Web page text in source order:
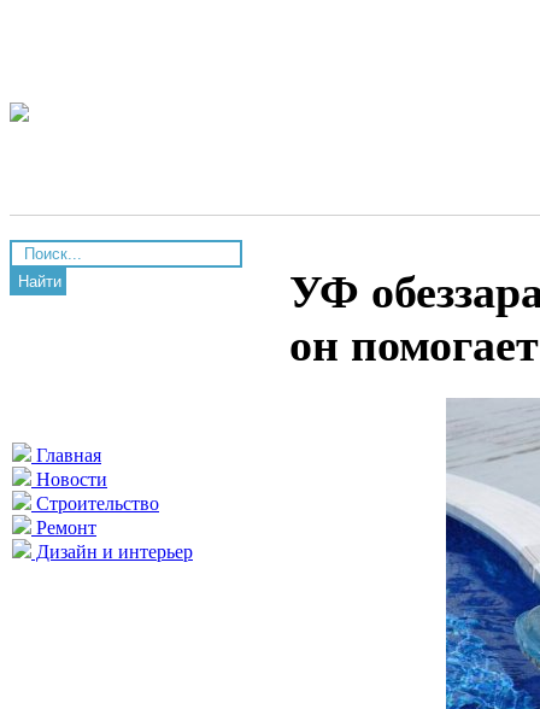
Найти
Главная
Новости
Строительство
Ремонт
Дизайн и интерьер
УФ
он